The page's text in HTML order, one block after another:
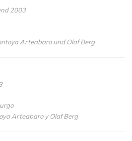
2003
Arteabaro und Olaf Berg
Arteabaro y Olaf Berg